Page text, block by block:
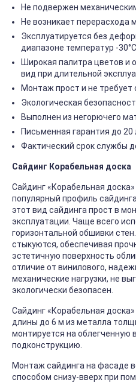
Не подвержен
Не возникает перерасхода
Эксплуатируется без
диапазоне температур -
Широкая палитра цветов и
вид при длительной
Монтаж прост и не требует
Экологическая
Выполнен из негорючего
Письменная гарантия до 20
Фактический срок службы
Сайдинг Корабельная доска
Сайдинг «Корабельная
популярный профиль
этот вид сайдинга прост в
эксплуатации. Чаще всего
горизонтальной обшивки
стыкуются, обеспечивая
эстетичную поверхность
отличие от винилового,
механические нагрузки, не
экологически безопасен.
Сайдинг «Корабельная
длины до 6 м из металла
монтируется на облегченную
подконструкцию.
Монтаж сайдинга на фасаде
способом снизу-вверх при